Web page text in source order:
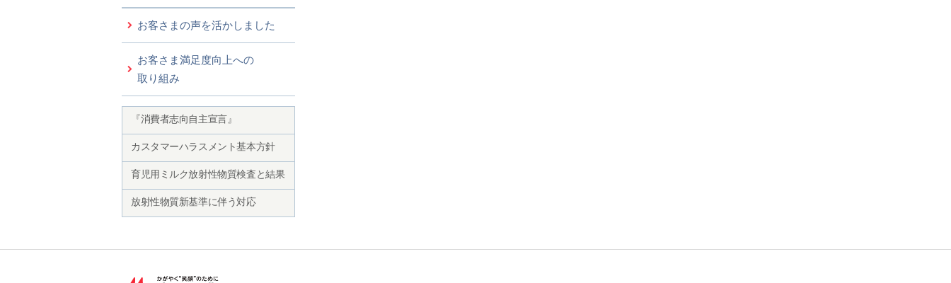
お客さまの声を活かしました
お客さま満足度向上への
取り組み
『消費者志向自主宣言』
カスタマーハラスメント基本方針
育児用ミルク放射性物質検査と結果
放射性物質新基準に伴う対応